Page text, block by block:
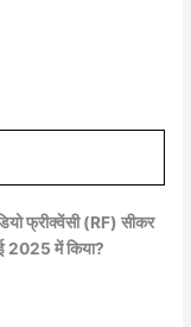
फ्रीक्वेंसी (RF) सीकर
2025 में किया?